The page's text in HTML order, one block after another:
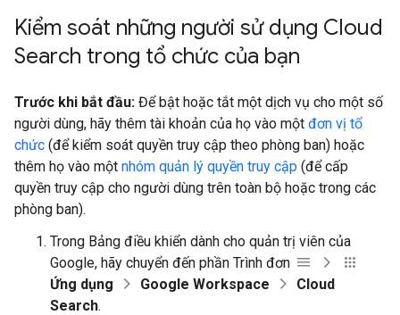
Kiểm soát những người sử dụng Cloud
Search trong tổ chức của bạn
Trước khi bắt đầu: Để bật hoặc tắt một dịch vụ cho một số
người dùng, hãy thêm tài khoản của họ vào một đơn vị tổ
chức (để kiểm soát quyền truy cập theo phòng ban) hoặc
thêm họ vào một nhóm quản lý quyền truy cập (để cấp
quyền truy cập cho người dùng trên toàn bộ hoặc trong các
phòng ban).
Trong Bảng điều khiển dành cho quản trị viên của
Google, hãy chuyển đến phần Trình đơn
Ứng dụng
Google Workspace
Cloud
Search.